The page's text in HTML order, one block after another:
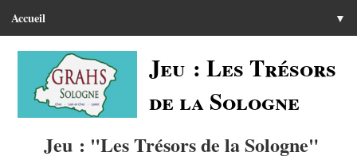
Accueil ▼
Jeu : Les Trésors
de la Sologne
Jeu : "Les Trésors de la Sologne"